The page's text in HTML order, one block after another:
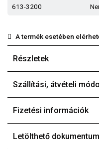
613-3200
A termék esetében
Részletek
Szállítási, átvételi
Fizetési információk
Letölthető